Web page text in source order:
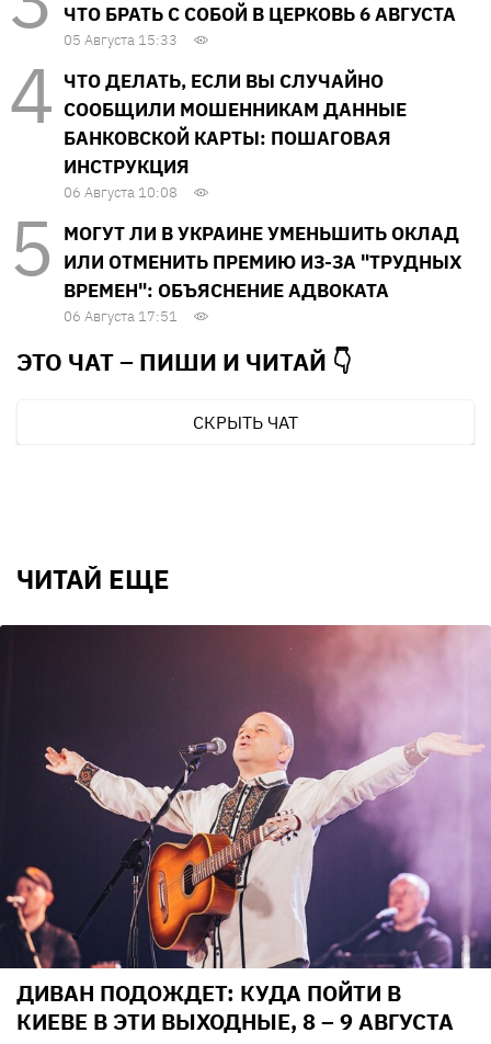
ЧТО БРАТЬ С СОБОЙ В ЦЕРКОВЬ 6 АВГУСТА
05 Августа 15:33
ЧТО ДЕЛАТЬ, ЕСЛИ ВЫ СЛУЧАЙНО
СООБЩИЛИ МОШЕННИКАМ ДАННЫЕ
БАНКОВСКОЙ КАРТЫ: ПОШАГОВАЯ
ИНСТРУКЦИЯ
06 Августа 10:08
МОГУТ ЛИ В УКРАИНЕ УМЕНЬШИТЬ ОКЛАД
ИЛИ ОТМЕНИТЬ ПРЕМИЮ ИЗ-ЗА "ТРУДНЫХ
ВРЕМЕН": ОБЪЯСНЕНИЕ АДВОКАТА
06 Августа 17:51
ЭТО ЧАТ – ПИШИ И ЧИТАЙ 👇
СКРЫТЬ ЧАТ
ЧИТАЙ ЕЩЕ
ДИВАН ПОДОЖДЕТ: КУДА ПОЙТИ В
КИЕВЕ В ЭТИ ВЫХОДНЫЕ, 8 – 9 АВГУСТА